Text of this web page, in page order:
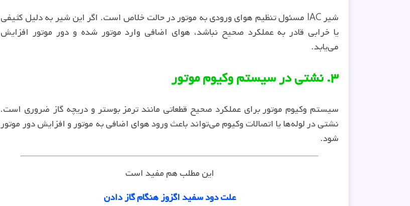
شیر IAC مسئول تنظیم هوای ورودی به موتور در حالت خلاص است. اگر این شیر به دلیل کثیفی
یا خرابی قادر به عملکرد صحیح نباشد، هوای اضافی وارد موتور شده و دور موتور افزایش
می‌یابد.
۳. نشتی در سیستم وکیوم موتور
سیستم وکیوم موتور برای عملکرد صحیح قطعاتی مانند ترمز بوستر و دریچه گاز ضروری است.
نشتی در لوله‌ها یا اتصالات وکیوم می‌تواند باعث ورود هوای اضافی به موتور و افزایش دور موتور
شود.
این مطلب هم مفید است
علت دود سفید اگزوز هنگام گاز دادن